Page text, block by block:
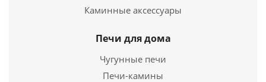
АОТ-06 тип 00 до 100м3 со стеклом
19 400руб.
Каминные аксессуары
Печи для дома
Чугунные печи
Печи-камины